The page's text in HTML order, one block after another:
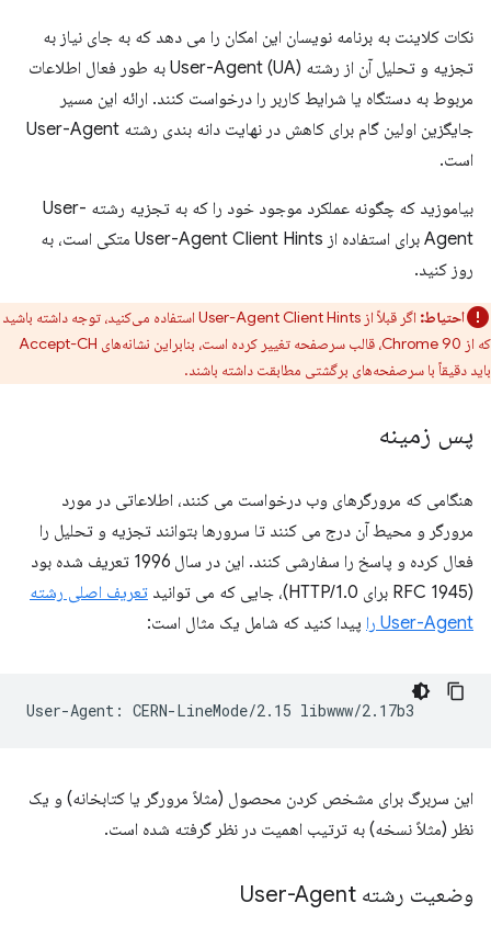
نکات کلاینت به برنامه نویسان این امکان را می دهد که به جای نیاز به
تجزیه و تحلیل آن از رشته User-Agent (UA) به طور فعال اطلاعات
مربوط به دستگاه یا شرایط کاربر را درخواست کنند. ارائه این مسیر
جایگزین اولین گام برای کاهش در نهایت دانه بندی رشته User-Agent
است.
بیاموزید که چگونه عملکرد موجود خود را که به تجزیه رشته User-
Agent برای استفاده از User-Agent Client Hints متکی است، به
روز کنید.
احتیاط:
اگر قبلاً از User-Agent Client Hints استفاده می‌کنید، توجه داشته باشید
که از Chrome 90، قالب سرصفحه تغییر کرده است، بنابراین نشانه‌های Accept-CH
باید دقیقاً با سرصفحه‌های برگشتی مطابقت داشته باشند.
پس زمینه
هنگامی که مرورگرهای وب درخواست می کنند، اطلاعاتی در مورد
مرورگر و محیط آن درج می کنند تا سرورها بتوانند تجزیه و تحلیل را
فعال کرده و پاسخ را سفارشی کنند. این در سال 1996 تعریف شده بود
(RFC 1945 برای HTTP/1.0)، جایی که می توانید
تعریف اصلی رشته
User-Agent را
پیدا کنید که شامل یک مثال است:
این سربرگ برای مشخص کردن محصول (مثلاً مرورگر یا کتابخانه) و یک
نظر (مثلاً نسخه) به ترتیب اهمیت در نظر گرفته شده است.
وضعیت رشته User-Agent